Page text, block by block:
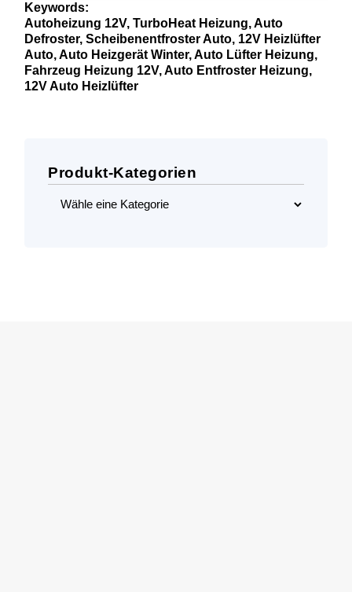
Keywords:
Autoheizung 12V, TurboHeat Heizung,Auto
Defroster, ScheibenentfrosterAuto, 12V Heizlüfter
Auto,Auto Heizgerät Winter,Auto Lüfter Heizung,
Fahrzeug Heizung 12V,Auto Entfroster Heizung,
12VAuto Heizlüfter
Produkt-Kategorien